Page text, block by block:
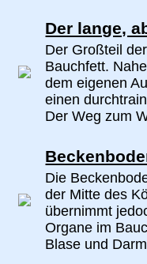
Der lange,
Der Großteil
Bauchfett.
dem eigenen
einen
Der Weg zum
Die
der Mitte des
übernimmt
Organe im
Blase und